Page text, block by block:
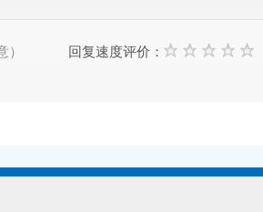
） 回复速度评价：